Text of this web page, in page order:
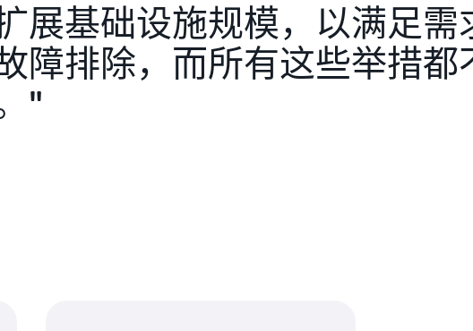
展基础设施规模，以满足需
障排除，而所有这些举措都